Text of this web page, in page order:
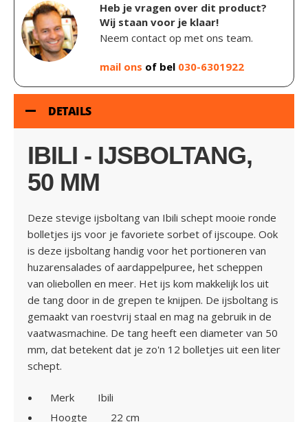
Heb je vragen over dit product?
Wij staan voor je klaar!
Neem contact op met ons team.
mail ons of bel 030-6301922
DETAILS
IBILI - IJSBOLTANG,
50 MM
Deze stevige ijsboltang van Ibili schept mooie ronde
bolletjes ijs voor je favoriete sorbet of ijscoupe. Ook
is deze ijsboltang handig voor het portioneren van
huzarensalades of aardappelpuree, het scheppen
van oliebollen en meer. Het ijs kom makkelijk los uit
de tang door in de grepen te knijpen. De ijsboltang is
gemaakt van roestvrij staal en mag na gebruik in de
vaatwasmachine. De tang heeft een diameter van 50
mm, dat betekent dat je zo'n 12 bolletjes uit een liter
schept.
Merk
Ibili
Hoogte
22 cm